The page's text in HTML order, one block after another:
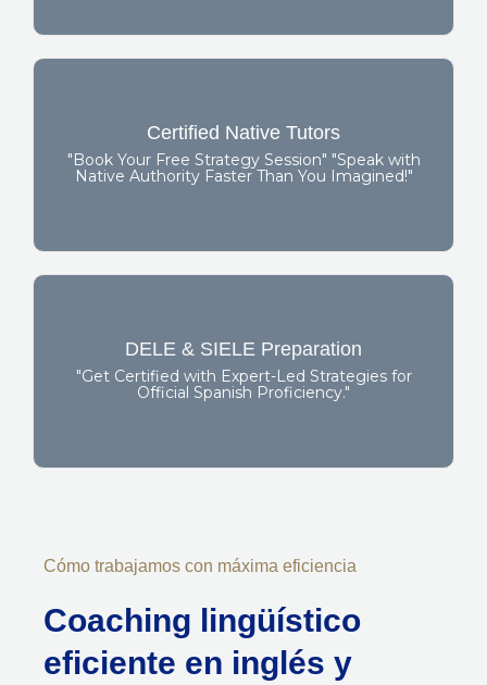
Certified Native Tutors
"Book Your Free Strategy Session" "Speak with
Native Authority Faster Than You Imagined!"
Book a Free Consultation
"Book Your Free Strategy Session"
"Speak with
Native Authority Faster Than You Imagined!"
DELE & SIELE Preparation
"Get Certified with Expert-Led Strategies for
Official Spanish Proficiency."
The Certification
"Master the DELE & SIELE Exams"
"The #1 Choice
for Professional Spanish Certification"
Cómo trabajamos con máxima eficiencia
Coaching lingüístico
eficiente en inglés y